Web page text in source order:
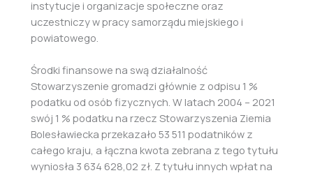
instytucje i organizacje społeczne oraz
uczestniczy w pracy samorządu miejskiego i
powiatowego.
Środki finansowe na swą działalność
Stowarzyszenie gromadzi głównie z odpisu 1 %
podatku od osób fizycznych. W latach 2004 – 2021
swój 1 % podatku na rzecz Stowarzyszenia Ziemia
Bolesławiecka przekazało 53 511 podatników z
całego kraju, a łączna kwota zebrana z tego tytułu
wyniosła 3 634 628,02 zł. Z tytułu innych wpłat na